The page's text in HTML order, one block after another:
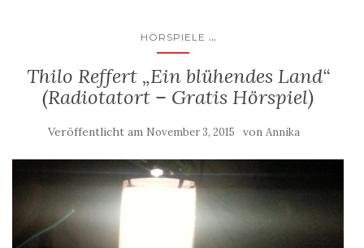
HÖRSPIELE ...
Thilo Reffert „Ein blühendes Land“
(Radiotatort – Gratis Hörspiel)
Veröffentlicht am November 3, 2015 von Annika